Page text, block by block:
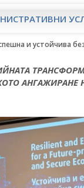
и устойчива
АНГАЖИРАНЕ